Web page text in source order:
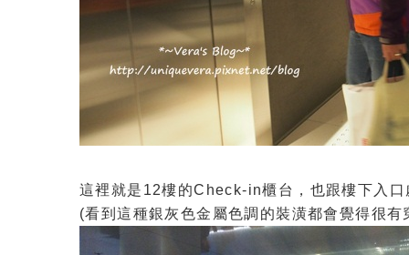
這裡就是12樓的Check-in櫃台，也跟樓下入
(看到這種銀灰色金屬色調的裝潢都會覺得很